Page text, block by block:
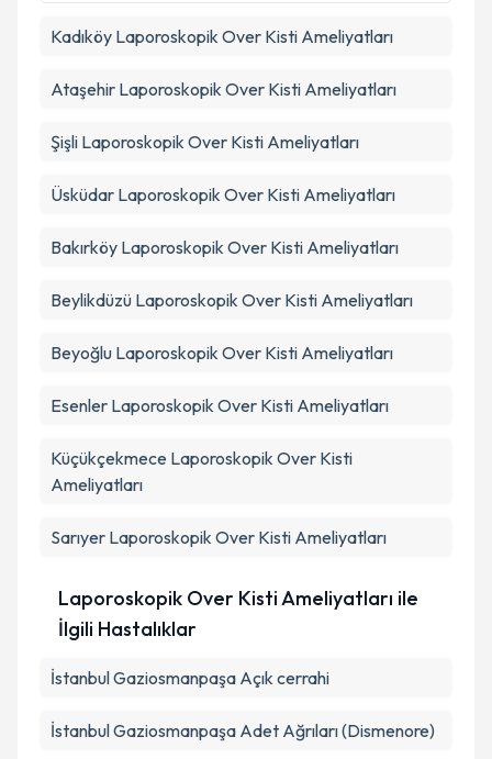
Kadıköy Laporoskopik Over Kisti Ameliyatları
Ataşehir Laporoskopik Over Kisti Ameliyatları
Şişli Laporoskopik Over Kisti Ameliyatları
Üsküdar Laporoskopik Over Kisti Ameliyatları
Bakırköy Laporoskopik Over Kisti Ameliyatları
Beylikdüzü Laporoskopik Over Kisti Ameliyatları
Beyoğlu Laporoskopik Over Kisti Ameliyatları
Esenler Laporoskopik Over Kisti Ameliyatları
Küçükçekmece Laporoskopik Over Kisti
Ameliyatları
Sarıyer Laporoskopik Over Kisti Ameliyatları
Laporoskopik Over Kisti Ameliyatları ile
İlgili Hastalıklar
İstanbul Gaziosmanpaşa Açık cerrahi
İstanbul Gaziosmanpaşa Adet Ağrıları (Dismenore)